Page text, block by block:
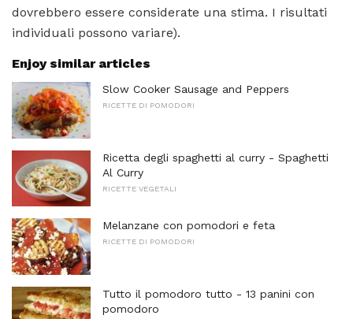
dovrebbero essere considerate una stima. I risultati
individuali possono variare).
Enjoy similar articles
Slow Cooker Sausage and Peppers
RICETTE DI POMODORI
Ricetta degli spaghetti al curry - Spaghetti
Al Curry
RICETTE VEGETALI
Melanzane con pomodori e feta
RICETTE DI POMODORI
Tutto il pomodoro tutto - 13 panini con
pomodoro